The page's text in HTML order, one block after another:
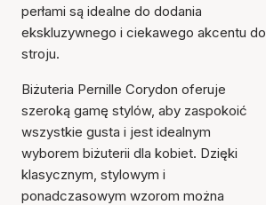
perłami są idealne do dodania
ekskluzywnego i ciekawego akcentu do
stroju.
Biżuteria Pernille Corydon oferuje
szeroką gamę stylów, aby zaspokoić
wszystkie gusta i jest idealnym
wyborem biżuterii dla kobiet. Dzięki
klasycznym, stylowym i
ponadczasowym wzorom można